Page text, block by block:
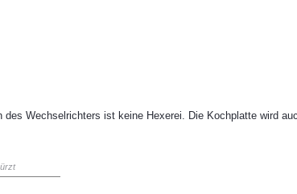
Wechselrichters ist keine Hexerei. Die Kochplatte wird